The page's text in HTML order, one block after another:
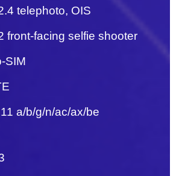
telephoto, OIS
front-facing selfie shooter
SIM
a/b/g/n/ac/ax/be